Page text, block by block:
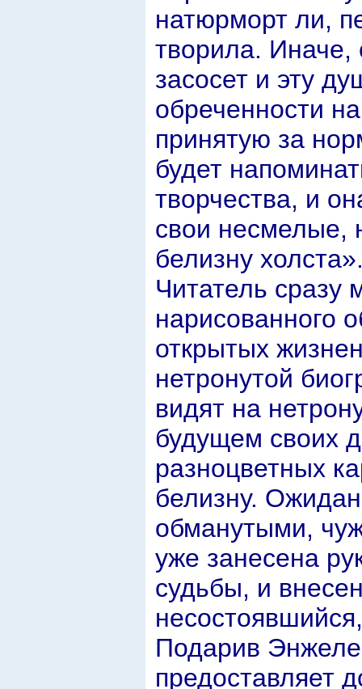
натюрморт ли,
творила. Иначе,
засосет и эту
обреченности
принятую за
будет
творчества, и
свои несмелые,
белизну
Читатель сразу
нарисованного
открытых
нетронутой
видят на
будущем своих
разноцветных
белизну.
обманутыми,
уже занесена
судьбы, и
Подарив Энжеле
предоставляет